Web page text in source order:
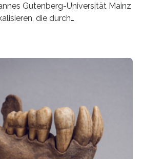
Gutenberg-Universität Mainz
die durch
in der Erde darunter? Wo
oder Gase, die sich durch
oben bahnen? Jun.-Prof. Dr.
Vulkanseismologin an der
Universität Mainz (JGU), und ihr
Oldoinyo Lengai in Tansania
„Wir konnten die Tremore
sondern ihren Ort in…